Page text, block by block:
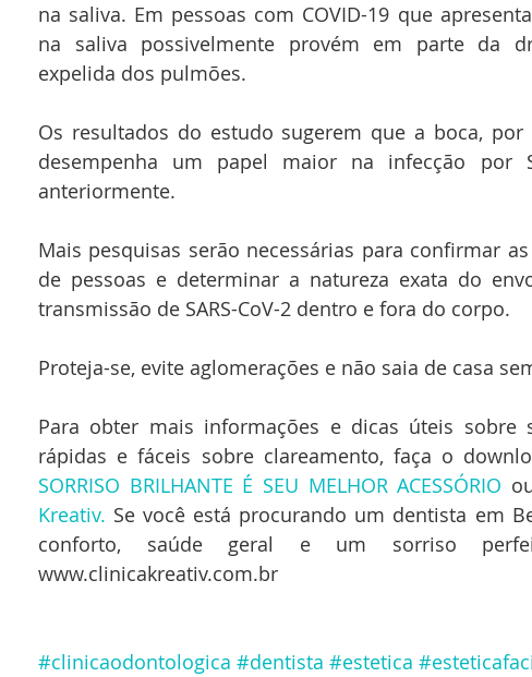
na saliva. Em pessoas com COVID-19 que
na saliva possivelmente provém em parte da
expelida dos pulmões.
Os resultados do estudo sugerem que a boca,
desempenha um papel maior na infecção por
anteriormente.
Mais pesquisas serão necessárias para confirmar
de pessoas e determinar a natureza exata do
transmissão de SARS-CoV-2 dentro e fora do corpo.
Proteja-se, evite aglomerações e não saia de casa
Para obter mais informações e dicas úteis sobre
rápidas e fáceis sobre clareamento, faça o
SORRISO BRILHANTE É SEU MELHOR ACESSÓRIO
Kreativ. Se você está procurando um dentista em
conforto, saúde geral e um sorriso
www.clinicakreativ.com.br
#clinicaodontologica #dentista #estetica